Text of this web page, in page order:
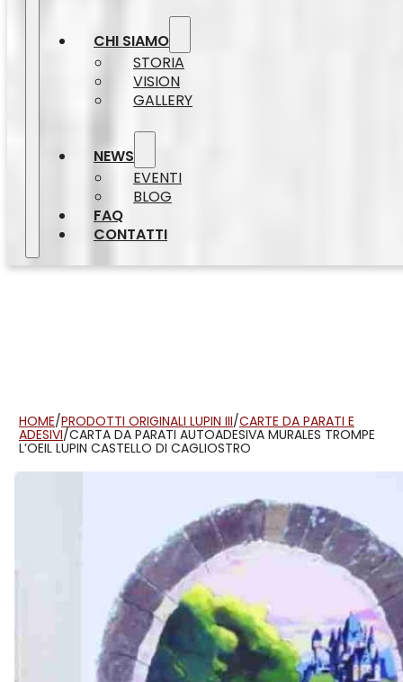
CHI SIAMO
STORIA
VISION
GALLERY
NEWS
EVENTI
BLOG
FAQ
CONTATTI
HOME/PRODOTTI ORIGINALI LUPIN III/CARTE DA PARATI E
ADESIVI/CARTA DA PARATI AUTOADESIVA MURALES TROMPE
L’OEIL LUPIN CASTELLO DI CAGLIOSTRO